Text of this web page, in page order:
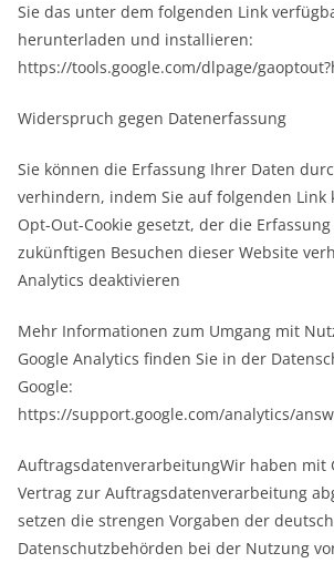
Sie das unter dem folgenden Link
herunterladen und installieren:
https://tools.google.com/dlpage/
Widerspruch gegen Datenerfassung
Sie können die Erfassung Ihrer Daten
verhindern, indem Sie auf folgenden Link
Opt-Out-Cookie gesetzt, der die
zukünftigen Besuchen dieser Website
Analytics deaktivieren
Mehr Informationen zum Umgang mit
Google Analytics finden Sie in der
Google:
https://support.google.com/analytics/
AuftragsdatenverarbeitungWir haben mit
Vertrag zur Auftragsdatenverarbeitung
setzen die strengen Vorgaben der
Datenschutzbehörden bei der Nutzung